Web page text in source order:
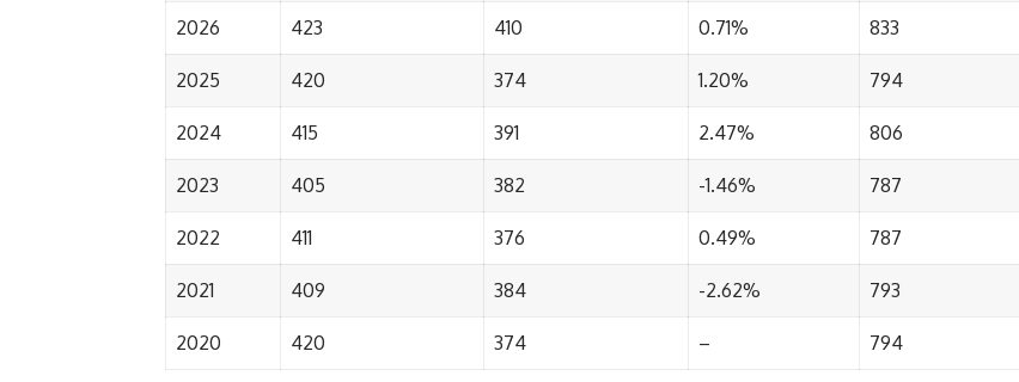
2026 423 410 0.71% 833
2025 420 374 1.20% 794
2024 415 391 2.47% 806
2023 405 382 -1.46% 787
2022 411 376 0.49% 787
2021 409 384 -2.62% 793
2020 420 374 – 794